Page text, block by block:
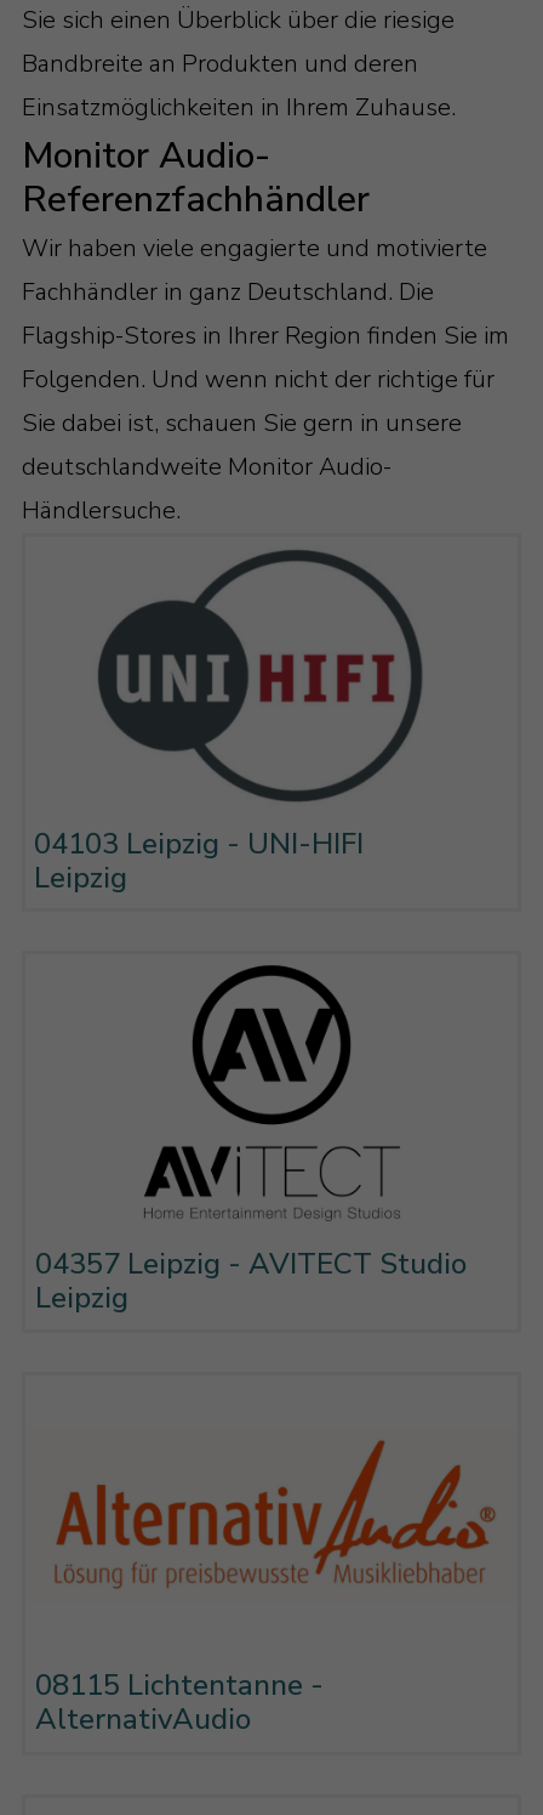
Sie sich einen Überblick über die riesige
Bandbreite an Produkten und deren
Einsatzmöglichkeiten in Ihrem Zuhause.
Monitor Audio-
Referenzfachhändler
Wir haben viele engagierte und motivierte
Fachhändler in ganz Deutschland. Die
Flagship-Stores in Ihrer Region finden Sie im
Folgenden. Und wenn nicht der richtige für
Sie dabei ist, schauen Sie gern in unsere
deutschlandweite Monitor Audio-
Händlersuche.
04103 Leipzig - UNI-HIFI
Leipzig
04357 Leipzig - AVITECT Studio
Leipzig
08115 Lichtentanne -
AlternativAudio